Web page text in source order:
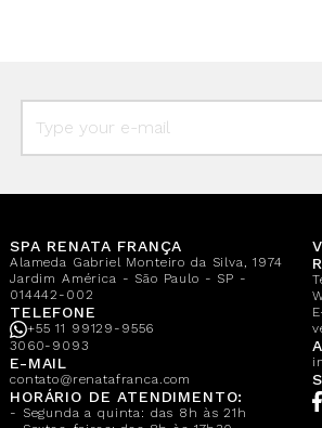
SPA RENATA FRANÇA
Alameda Gabriel Monteiro da Silva, 1974
Jardim América - São Paulo - SP -
014442-002
TELEFONE
+55 11 99129-9556
3060-9093
E-MAIL
contato@renatafranca.com
HORÁRIO DE ATENDIMENTO:
- Segunda a quinta: das 8h às 21h